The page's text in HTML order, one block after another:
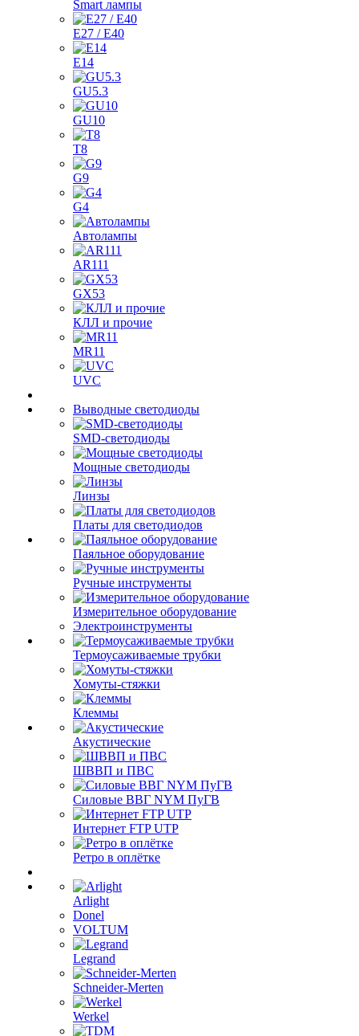
Smart лампы
E27 / E40
E14
GU5.3
GU10
T8
G9
G4
Автолампы
AR111
GX53
КЛЛ и прочие
MR11
UVC
Выводные светодиоды
SMD-светодиоды
Мощные светодиоды
Линзы
Платы для светодиодов
Паяльное оборудование
Ручные инструменты
Измерительное оборудование
Электроинструменты
Термоусаживаемые трубки
Хомуты-стяжки
Клеммы
Акустические
ШВВП и ПВС
Силовые ВВГ NYM ПуГВ
Интернет FTP UTP
Ретро в оплётке
Arlight
Donel
VOLTUM
Legrand
Schneider-Merten
Werkel